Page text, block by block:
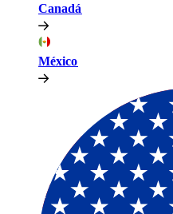
Canadá​​
México​​